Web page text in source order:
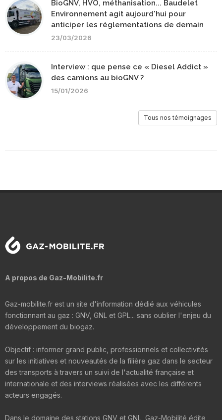
BioGNV, HVO, méthanisation... Baudelet
Environnement agit aujourd'hui pour
anticiper les réglementations de demain
23/03/2026
Interview : que pense ce « Diesel Addict »
des camions au bioGNV ?
15/01/2026
Tous nos témoignages
A propos de Gaz-Mobilite.fr
Gaz-mobilite.fr est un site d'information dédié aux véhicules
fonctionnant au gaz : GNV, GNL et GPL... sans oublier l'enjeu du
développement du biogaz.
Objectif : informer grand public, professionnels et collectivités
sur les initiatives et nouveautés de la filière gaz dans le secteur
des transports à travers un suivi de l'actualité française et
internationale et des interviews réalisées avec les différents
acteurs engagés.
Dans le domaine des stations GNV et GNL, Gaz-Mobilité édite